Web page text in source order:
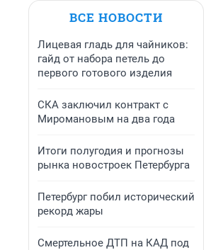
ВСЕ НОВОСТИ
Лицевая гладь для чайников:
гайд от набора петель до
первого готового изделия
СКА заключил контракт с
Миромановым на два года
Итоги полугодия и прогнозы
рынка новостроек Петербурга
Петербург побил исторический
рекорд жары
Смертельное ДТП на КАД под